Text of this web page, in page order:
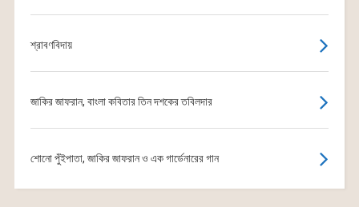
শ্রাবণবিদায়
জাকির জাফরান, বাংলা কবিতার তিন দশকের তবিলদার
শোনো পুঁইপাতা, জাকির জাফরান ও এক গার্ডেনারের গান